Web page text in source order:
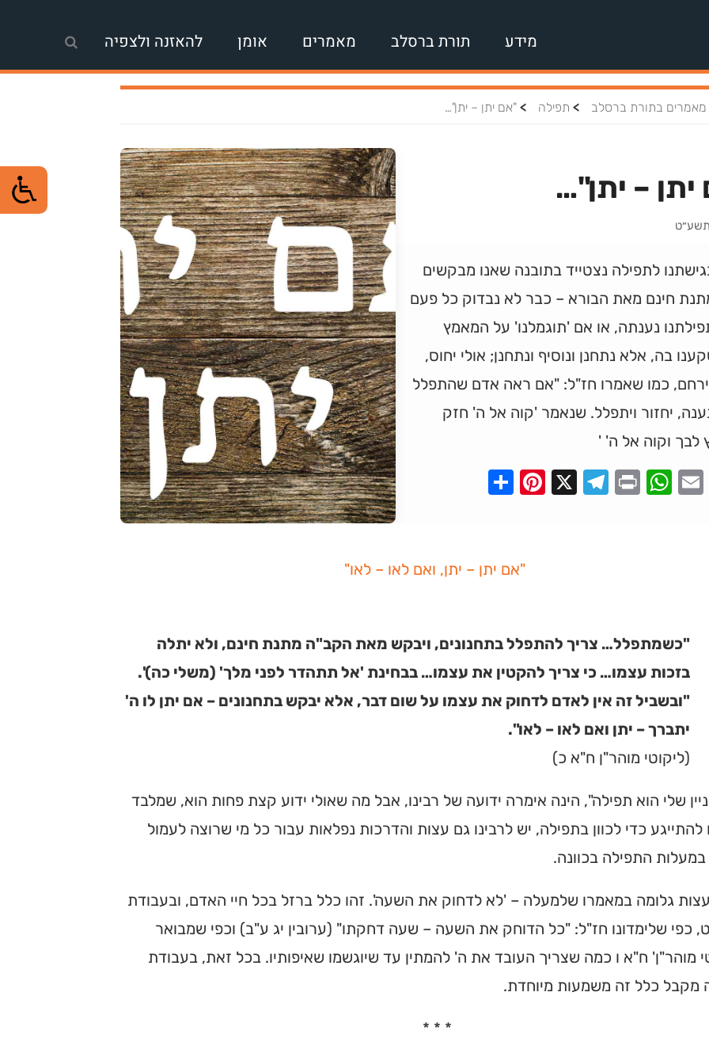
מידע תורת ברסלב מאמרים אומן להאזנה ולצפיה
מאמרים בתורת ברסלב > תפילה > "אם יתן – יתן"…
– יתן"…
תשע״ט
לתפילה נצטייד בתובנה שאנו מבקשים
חינם מאת הבורא – כבר לא נבדוק כל פעם
נענתה, או אם 'תוגמלנו' על המאמץ
בה, אלא נתחנן ונוסיף ונתחנן; אולי יחוס,
ירחם, כמו שאמרו חז"ל: "אם ראה אדם שהתפלל
יחזור ויתפלל. שנאמר 'קוה אל ה' חזק
לבך וקוה אל ה' '
Facebook
Email
WhatsApp
Print
Telegram
X
Pinterest
"אם יתן – יתן, ואם לאו – לאו"
"כשמתפלל… צריך להתפלל בתחנונים, ויבקש מאת הקב"ה מתנת חינם, ולא יתלה
בזכות עצמו… כי צריך להקטין את עצמו… בבחינת 'אל תתהדר לפני מלך' (משלי כה)'.
"ובשביל זה אין לאדם לדחוק את עצמו על שום דבר, אלא יבקש בתחנונים – אם יתן לו ה'
יתברך – יתן ואם לאו – לאו".
(ליקוטי מוהר"ן ח"א כ)
שלי הוא תפילה", הינה אימרה ידועה של רבינו, אבל מה שאולי ידוע קצת פחות הוא, שמלבד
להתייגע כדי לכוון בתפילה, יש לרבינו גם עצות והדרכות נפלאות עבור כל מי שרוצה לעמול
במעלות התפילה בכוונה.
גלומה במאמרו שלמעלה – 'לא לדחוק את השעה'. זהו כלל ברזל בכל חיי האדם, ובעבודת
כפי שלימדונו חז"ל: "כל הדוחק את השעה – שעה דחקתו" (ערובין יג ע"ב) וכפי שמבואר
מוהר"ן' ח"א ו כמה שצריך העובד את ה' להמתין עד שיוגשמו שאיפותיו. בכל זאת, בעבודת
מקבל כלל זה משמעות מיוחדת.
* * *